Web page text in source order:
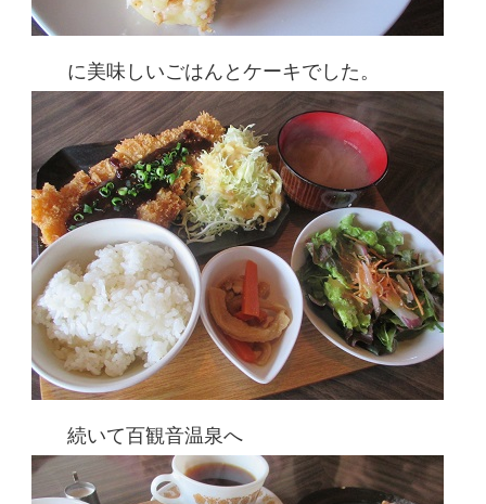
に美味しいごはんとケーキでした。
続いて百観音温泉へ